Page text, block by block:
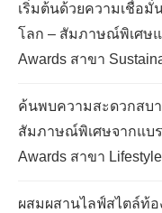
เริ่มต้นด้วยความเชื่อมั่
โลก – สัมภาษณ์พิเศษแ
Awards สาขา
ค้นพบความสะดวกสบ
สัมภาษณ์พิเศษจากแบร
Awards สาขา
ผสมผสานไลฟ์สไตล์ท้